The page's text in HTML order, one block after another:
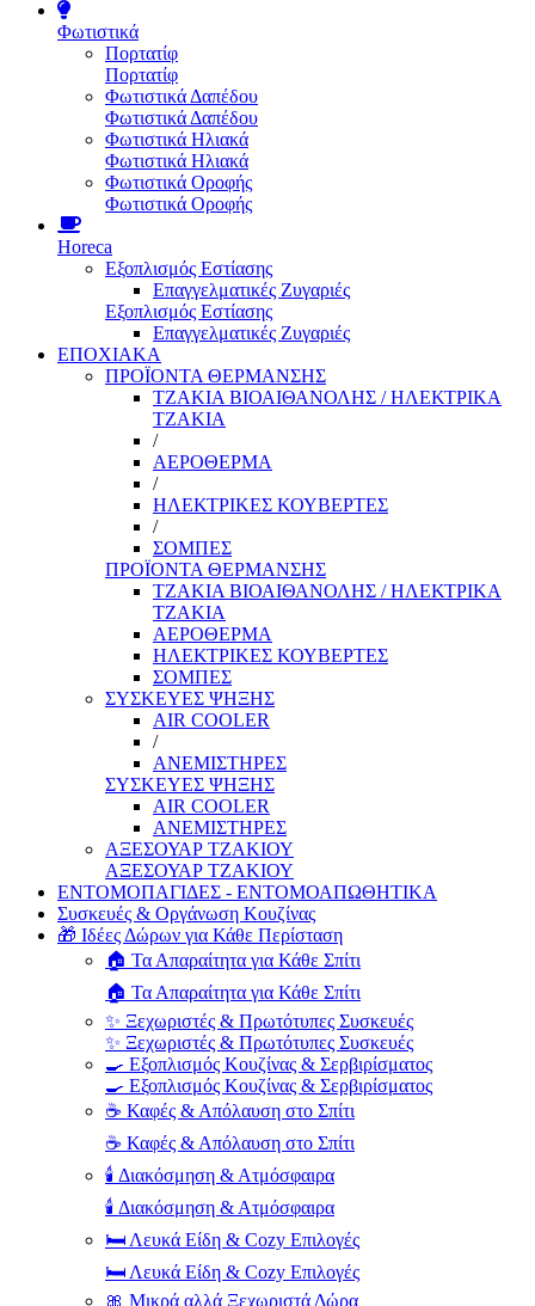
Φωτιστικά
Πορτατίφ
Πορτατίφ
Φωτιστικά Δαπέδου
Φωτιστικά Δαπέδου
Φωτιστικά Ηλιακά
Φωτιστικά Ηλιακά
Φωτιστικά Οροφής
Φωτιστικά Οροφής
Horeca
Εξοπλισμός Εστίασης
Επαγγελματικές Ζυγαριές
Εξοπλισμός Εστίασης
Επαγγελματικές Ζυγαριές
ΕΠΟΧΙΑΚΑ
ΠΡΟΪΟΝΤΑ ΘΕΡΜΑΝΣΗΣ
ΤΖΑΚΙΑ ΒΙΟΑΙΘΑΝΟΛΗΣ / ΗΛΕΚΤΡΙΚΑ
ΤΖΑΚΙΑ
/
ΑΕΡΟΘΕΡΜΑ
/
ΗΛΕΚΤΡΙΚΕΣ ΚΟΥΒΕΡΤΕΣ
/
ΣΟΜΠΕΣ
ΠΡΟΪΟΝΤΑ ΘΕΡΜΑΝΣΗΣ
ΤΖΑΚΙΑ ΒΙΟΑΙΘΑΝΟΛΗΣ / ΗΛΕΚΤΡΙΚΑ
ΤΖΑΚΙΑ
ΑΕΡΟΘΕΡΜΑ
ΗΛΕΚΤΡΙΚΕΣ ΚΟΥΒΕΡΤΕΣ
ΣΟΜΠΕΣ
ΣΥΣΚΕΥΕΣ ΨΗΞΗΣ
AIR COOLER
/
ΑΝΕΜΙΣΤΗΡΕΣ
ΣΥΣΚΕΥΕΣ ΨΗΞΗΣ
AIR COOLER
ΑΝΕΜΙΣΤΗΡΕΣ
ΑΞΕΣΟΥΑΡ ΤΖΑΚΙΟΥ
ΑΞΕΣΟΥΑΡ ΤΖΑΚΙΟΥ
ΕΝΤΟΜΟΠΑΓΙΔΕΣ - ΕΝΤΟΜΟΑΠΩΘΗΤΙΚΑ
Συσκευές & Οργάνωση Κουζίνας
🎁 Ιδέες Δώρων για Κάθε Περίσταση
🏠 Τα Απαραίτητα για Κάθε Σπίτι
🏠 Τα Απαραίτητα για Κάθε Σπίτι
✨ Ξεχωριστές & Πρωτότυπες Συσκευές
✨ Ξεχωριστές & Πρωτότυπες Συσκευές
🍳 Εξοπλισμός Κουζίνας & Σερβιρίσματος
🍳 Εξοπλισμός Κουζίνας & Σερβιρίσματος
☕ Καφές & Απόλαυση στο Σπίτι
☕ Καφές & Απόλαυση στο Σπίτι
🕯️ Διακόσμηση & Ατμόσφαιρα
🕯️ Διακόσμηση & Ατμόσφαιρα
🛏️ Λευκά Είδη & Cozy Επιλογές
🛏️ Λευκά Είδη & Cozy Επιλογές
🎀 Μικρά αλλά Ξεχωριστά Δώρα